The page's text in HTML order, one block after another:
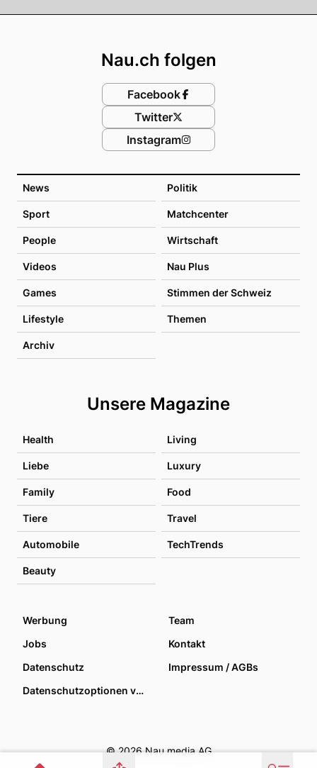
News Politik
Sport Matchcenter
People Wirtschaft
Videos Nau Plus
Games Stimmen der Schweiz
Lifestyle Themen
Archiv
Unsere Magazine
Health Living
Liebe Luxury
Family Food
Tiere Travel
Automobile TechTrends
Beauty
Nau.ch folgen
Facebook
Twitter
Instagram
Werbung
Team
Jobs
Kontakt
Datenschutz
Impressum / AGBs
Datenschutzoptionen verwalten
© 2026 Nau media AG